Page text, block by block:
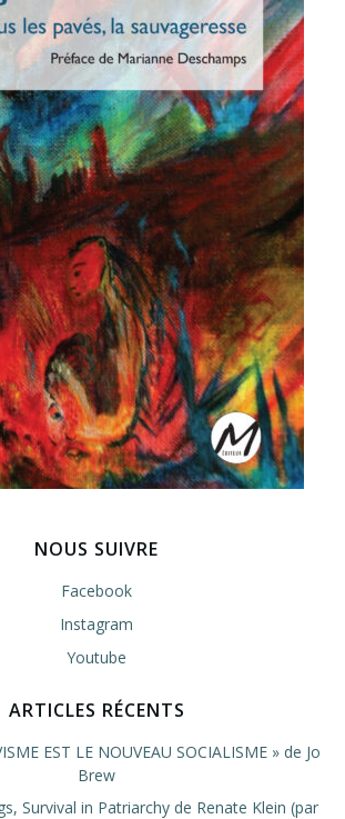
NOUS SUIVRE
Facebook
Instagram
Youtube
ARTICLES RÉCENTS
EST LE NOUVEAU SOCIALISME » de Jo
Brew
Survival in Patriarchy de Renate Klein (par